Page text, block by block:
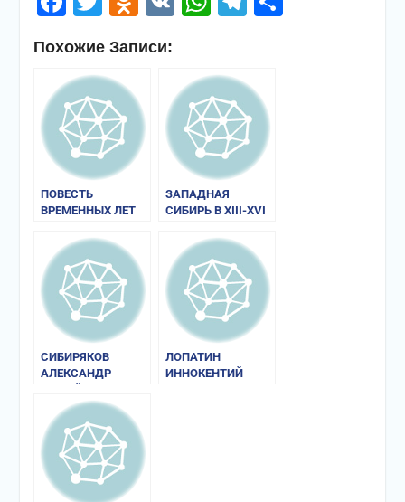
Похожие Записи:
ПОВЕСТЬ
ВРЕМЕННЫХ ЛЕТ
ЗАПАДНАЯ
СИБИРЬ В XIII-XVI
СИБИРЯКОВ
АЛЕКСАНДР
ЛОПАТИН
ИННОКЕНТИЙ